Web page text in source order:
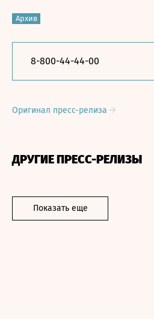
Архив
8-800-44-44-00
Оригинал пресс-релиза
ДРУГИЕ ПРЕСС-РЕЛИЗЫ
Показать еще